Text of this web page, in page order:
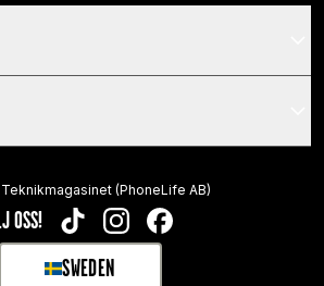
OSS! TIKTOKINSTAGRAMFACEBOOK
SWEDEN
Teknikmagasinet (PhoneLife AB)